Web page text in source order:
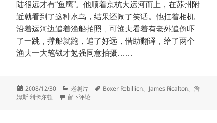
陆很远才有“鱼鹰”。他顺着京杭大运河而上，在苏州附
近就看到了这种水鸟，结果还闹了笑话。他扛着相机
沿着运河边追着渔船拍照，可渔夫看着有老外追倒吓
了一跳，撑船就跑，追了好远，借助翻译，给了两个
渔夫一大笔钱才勉强同意拍摄……
发
布
2008/12/30
分
类
老照片
标
Boxer Rebillion、 James Ricalton、詹
姆斯·利卡尔顿
于立体照片找不同五
留下评论